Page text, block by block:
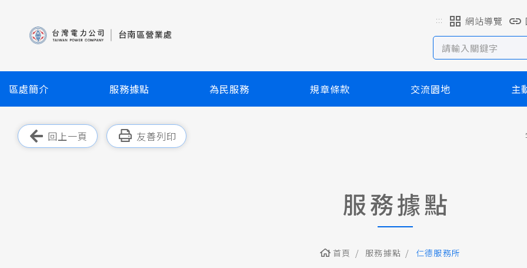
塊
::: 網站導覽
區處簡介 服務據點 為民服務 規章條款 交流園地 主
回上一頁 友善列印
服務據點
首頁 服務據點 仁德服務所